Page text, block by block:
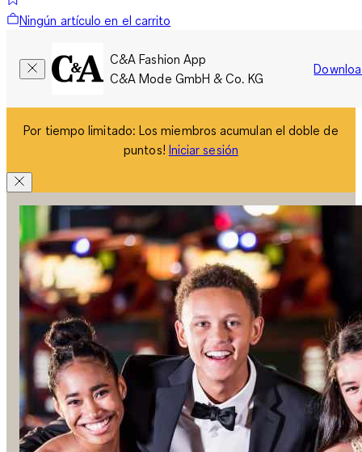
Ningún artículo en el carrito
C&A Fashion App
C&A Mode GmbH & Co. KG
Por tiempo limitado: Los miembros acumulan el doble de
puntos! Iniciar sesión